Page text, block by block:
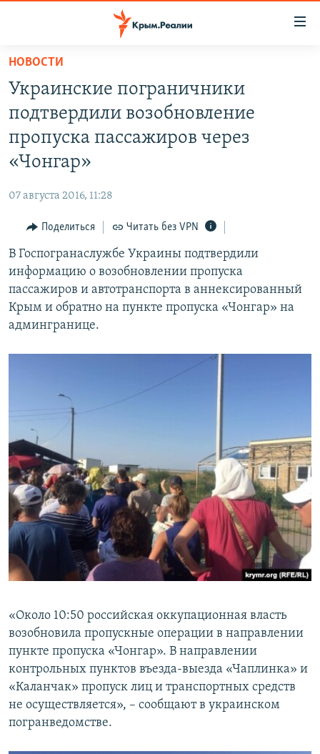
Вернуться
основному
содержанию
главной
Вернутся
поиску
СПЕЦПРОЕКТЫ
КАРТА ВОЕННЫХ ОБЪЕКТОВ КРЫМА
ИСТОРИЯ
ИНТЕРАКТИВ
ИНФОГРАФИКА
ТЕЛЕПРОЕКТ КРЫМ.РЕАЛИИ
СОВЕТЫ ПРАВОЗАЩИТНИКОВ
ПРОПАВШИЕ БЕЗ ВЕСТИ
ПОБЕДИТЕЛЕЙ НЕ СУДЯТ?
УКРАИНСКАЯ ПРОБЛЕМА КРЫМА
РАДІО СВОБОДА
КАК ОБОЙТИ БЛОКИРОВКУ
Українською
Qırımtatar
ПРИСОЕДИНЯЙТЕСЬ!
Все сайты RFE/RL
НОВОСТИ
Украинские пограничники
подтвердили возобновление
пропуска пассажиров через
«Чонгар»
07 августа 2016, 11:28
Поделиться Читать без VPN
В Госпогранаслужбе Украины подтвердили
информацию о возобновлении пропуска
пассажиров и автотранспорта в аннексированный
Крым и обратно на пункте пропуска «Чонгар» на
админгранице.
«Около 10:50 российская оккупационная власть
возобновила пропускные операции в направлении
пункте пропуска «Чонгар». В направлении
контрольных пунктов въезда-выезда «Чаплинка» и
«Каланчак» пропуск лиц и транспортных средств
не осуществляется», – сообщают в украинском
погранведомстве.